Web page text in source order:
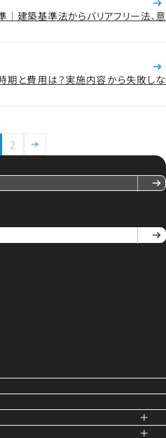
建築基準法からバリアフリー法、意
期と費用は？実施内容から失敗しな
2